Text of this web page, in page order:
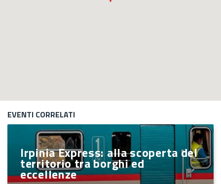
EVENTI CORRELATI
Irpinia Express: alla scoperta del
territorio tra borghi ed
eccellenze